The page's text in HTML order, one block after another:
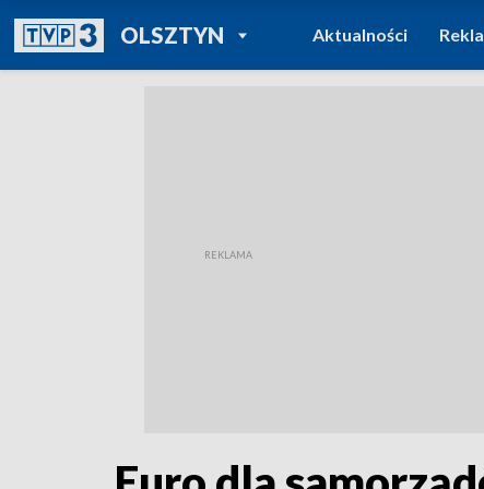
OLSZTYNPOWRÓT DO
TVP REGIONY
Aktualności